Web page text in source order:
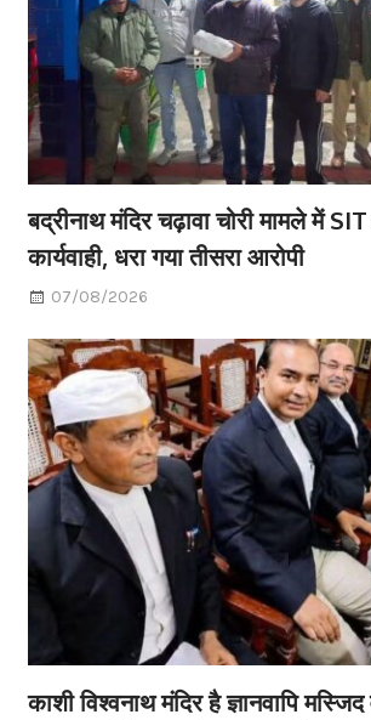
बद्रीनाथ मंदिर चढ़ावा चोरी मामले में
कार्यवाही, धरा गया तीसरा आरोपी
07/08/2026
काशी विश्वनाथ मंदिर है ज्ञानवापि